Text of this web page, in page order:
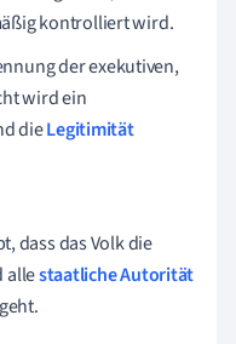
kontrolliert wird.
der exekutiven,
wird ein
dieLegitimität
dass das Volk die
allestaatliche Autorität